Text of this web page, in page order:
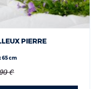
PIERRE
65 cm
€